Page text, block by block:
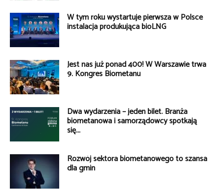
W tym roku wystartuje pierwsza w Polsce
instalacja produkująca bioLNG
Jest nas już ponad 400! W Warszawie trwa
9. Kongres Biometanu
Dwa wydarzenia – jeden bilet. Branża
biometanowa i samorządowcy spotkają
się...
Rozwój sektora biometanowego to szansa
dla gmin